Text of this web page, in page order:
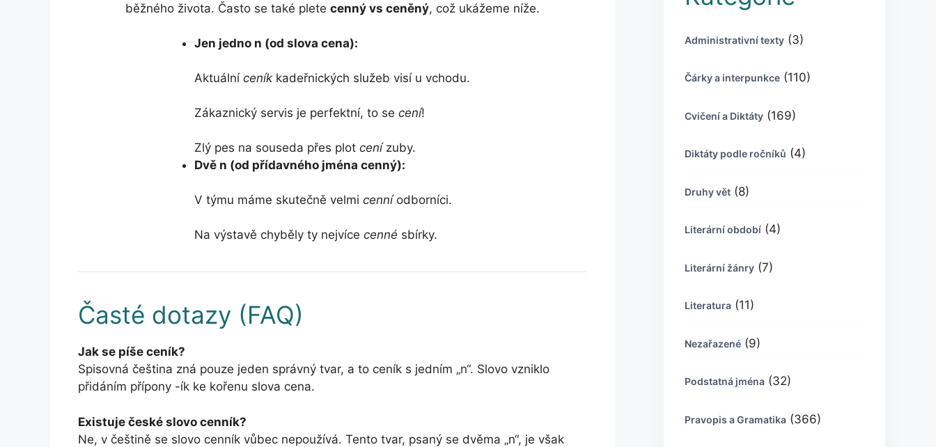
běžného života. Často se také plete cenný vs ceněný, což ukážeme níže.
Jen jedno n (od slova cena):
Aktuální ceník kadeřnických služeb visí u vchodu.
Zákaznický servis je perfektní, to se cení!
Zlý pes na souseda přes plot cenízuby.
Dvě n (od přídavného jména cenný):
V týmu máme skutečně velmi cenníodborníci.
Na výstavě chyběly ty nejvíce cenné sbírky.
Časté dotazy (FAQ)
Jak se píše ceník?
Spisovná čeština zná pouze jeden správný tvar, a to ceník s jedním „n“. Slovo vzniklo
přidáním přípony -ík ke kořenu slova cena.
Existuje české slovo cenník?
Ne, v češtině se slovo cenník vůbec nepoužívá. Tento tvar, psaný se dvěma „n“, je však
Administrativní texty (3)
Čárky a interpunkce (110)
Cvičení a Diktáty (169)
Diktáty podle ročníků (4)
Druhy vět (8)
Literární období (4)
Literární žánry (7)
Literatura (11)
Nezařazené (9)
Podstatná jména (32)
Pravopis a Gramatika (366)